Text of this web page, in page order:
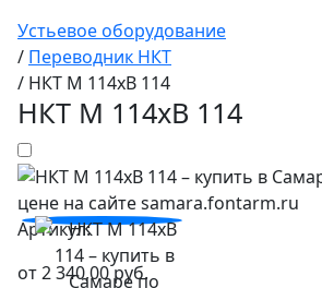
Устьевое оборудование
/ Переводник НКТ
/ НКТ М 114хВ 114
НКТ М 114хВ 114
Артикул:
от2 340,00руб.